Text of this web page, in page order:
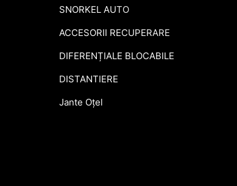
SNORKEL AUTO
ACCESORII RECUPERARE
DIFERENȚIALE BLOCABILE
DISTANTIERE
Jante Oțel